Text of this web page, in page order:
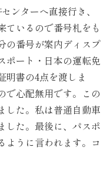
ンターへ直接行き、
ているので番号札をも
の番号が案内ディスプ
ポート・日本の運転免
明書の4点を渡しま
で心配無用です。この
した。私は普通自動車
した。最後に、パスポ
ように言われます。コ